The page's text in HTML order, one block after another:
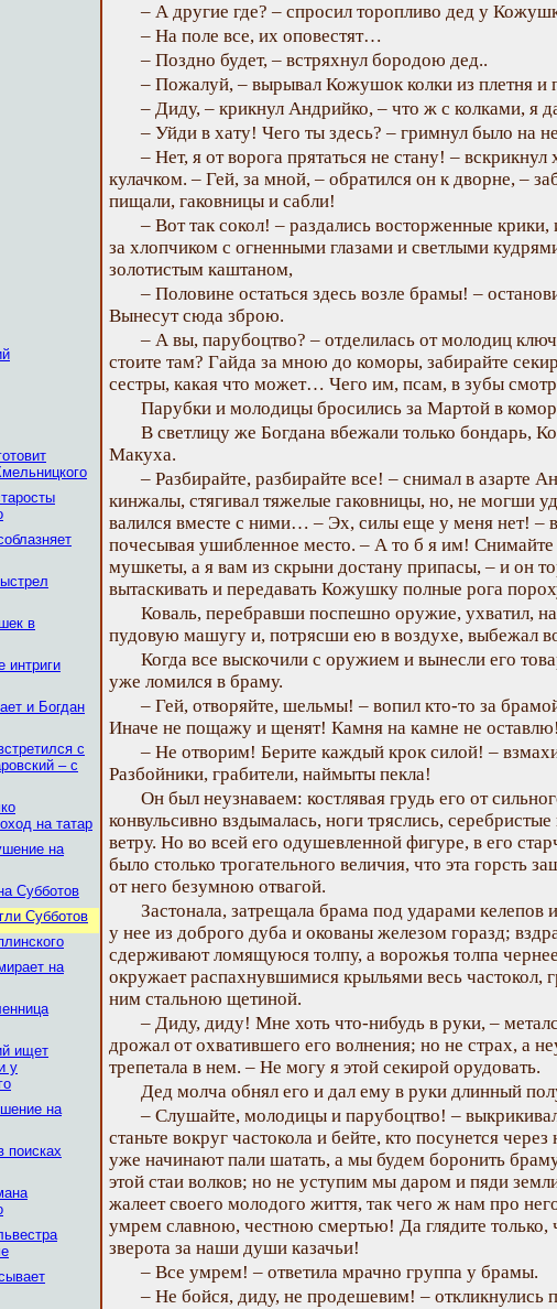
в
интриги
и Богдан
с
– с
на татар
на
Субботов
Субботов
на
ищет
у
на
поисках
– А другие где? – спросил торопливо дед у
– На поле все, их оповестят…
– Поздно будет, – встряхнул бородою дед..
– Пожалуй, – вырывал Кожушок колки из плетня и
– Диду, – крикнул Андрийко, – что ж с колками, я
– Уйди в хату! Чего ты здесь? – гримнул было на
– Нет, я от ворога прятаться не стану! –
кулачком. – Гей, за мной, – обратился он к дворне, –
пищали, гаковницы и сабли!
– Вот так сокол! – раздались восторженные крики,
за хлопчиком с огненными глазами и светлыми
золотистым каштаном,
– Половине остаться здесь возле брамы! –
Вынесут сюда зброю.
– А вы, парубоцтво? – отделилась от молодиц
стоите там? Гайда за мною до коморы, забирайте
сестры, какая что может… Чего им, псам, в зубы
Парубки и молодицы бросились за Мартой в
В светлицу же Богдана вбежали только бондарь,
Макуха.
– Разбирайте, разбирайте все! – снимал в азарте
кинжалы, стягивал тяжелые гаковницы, но, не могши
валился вместе с ними… – Эх, силы еще у меня нет! –
почесывая ушибленное место. – А то б я им!
мушкеты, а я вам из скрыни достану припасы, – и он
вытаскивать и передавать Кожушку полные рога
Коваль, перебравши поспешно оружие, ухватил,
пудовую машугу и, потрясши ею в воздухе, выбежал
Когда все выскочили с оружием и вынесли его
уже ломился в браму.
– Гей, отворяйте, шельмы! – вопил кто-то за
Иначе не пощажу и щенят! Камня на камне не оставлю!
– Не отворим! Берите каждый крок силой! –
Разбойники, грабители, наймыты пекла!
Он был неузнаваем: костлявая грудь его от
конвульсивно вздымалась, ноги тряслись,
ветру. Но во всей его одушевленной фигуре, в его
было столько трогательного величия, что эта горсть
от него безумною отвагой.
Застонала, затрещала брама под ударами келепов
у нее из доброго дуба и окованы железом горазд;
сдерживают ломящуюся толпу, а ворожья толпа
окружает распахнувшимися крыльями весь частокол,
ним стальною щетиной.
– Диду, диду! Мне хоть что-нибудь в руки, –
дрожал от охватившего его волнения; но не страх, а
трепетала в нем. – Не могу я этой секирой орудовать.
Дед молча обнял его и дал ему в руки длинный
– Слушайте, молодицы и парубоцтво! –
станьте вокруг частокола и бейте, кто посунется
уже начинают пали шатать, а мы будем боронить
этой стаи волков; но не уступим мы даром и пяди
жалеет своего молодого життя, так чего ж нам про
умрем славною, честною смертью! Да глядите только,
зверота за наши души казачьи!
– Все умрем! – ответила мрачно группа у брамы.
– Не бойся, диду, не продешевим! – откликнулись